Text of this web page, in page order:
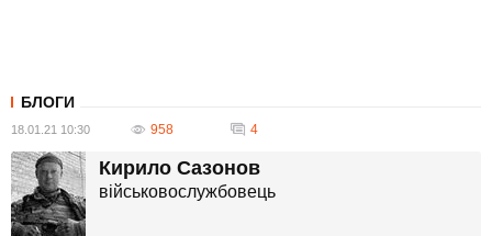
БЛОГИ
18.01.21 10:30 958 4
Кирило Сазонов
військовослужбовець